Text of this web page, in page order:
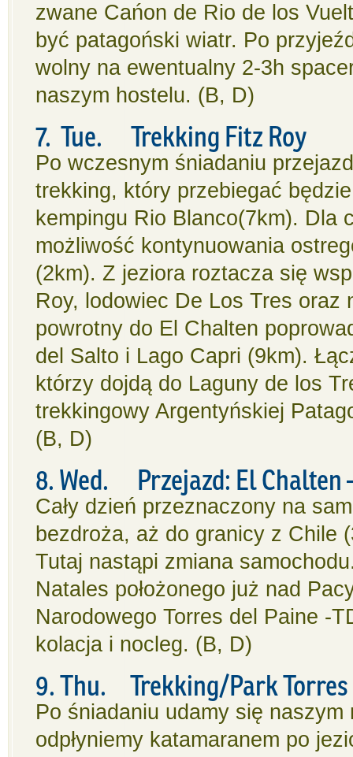
zwane Cańon de Rio de los
być patagoński wiatr. Po
wolny na ewentualny 2-3h
naszym hostelu. (B, D)
7. Tue. Trekking Fitz Roy
Po wczesnym śniadaniu
trekking, który przebiegać
kempingu Rio Blanco(7km). Dla
możliwość kontynuowania
(2km). Z jeziora roztacza się
Roy, lodowiec De Los Tres
powrotny do El Chalten
del Salto i Lago Capri (9km).
którzy dojdą do Laguny de los
trekkingowy Argentyńskiej
(B, D)
8. Wed. Przejazd: El Chalten
Cały dzień przeznaczony na
bezdroża, aż do granicy z Chile
Tutaj nastąpi zmiana
Natales położonego już nad
Narodowego Torres del Paine -
kolacja i nocleg. (B, D)
9. Thu. Trekking/Park Torres
Po śniadaniu udamy się
odpłyniemy katamaranem po